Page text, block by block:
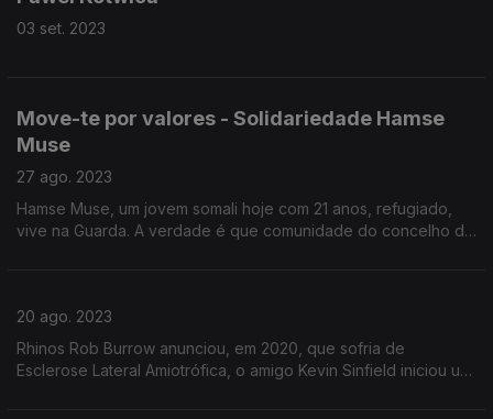
03 set. 2023
Move-te por valores - Solidariedade Hamse
Muse
27 ago. 2023
Hamse Muse, um jovem somali hoje com 21 anos, refugiado,
vive na Guarda. A verdade é que comunidade do concelho da
20 ago. 2023
Rhinos Rob Burrow anunciou, em 2020, que sofria de
Esclerose Lateral Amiotrófica, o amigo Kevin Sinfield iniciou um